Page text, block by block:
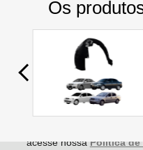
Utilizamos seus dados
loja virtual durante a sua
terceiros parceiros. Ao
autoriza a coletar tais
acesse nossa Política de